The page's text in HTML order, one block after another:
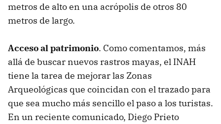
metros de alto en una acrópolis de otros 80
metros de largo.
Acceso al patrimonio. Como comentamos, más
allá de buscar nuevos rastros mayas, el INAH
tiene la tarea de mejorar las Zonas
Arqueológicas que coincidan con el trazado para
que sea mucho más sencillo el paso a los turistas.
En un reciente comunicado, Diego Prieto